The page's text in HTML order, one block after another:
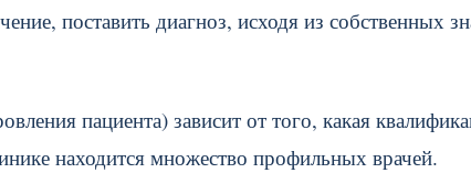
поставить диагноз, исходя из собственных
пациента) зависит от того, какая
находится множество профильных врачей.